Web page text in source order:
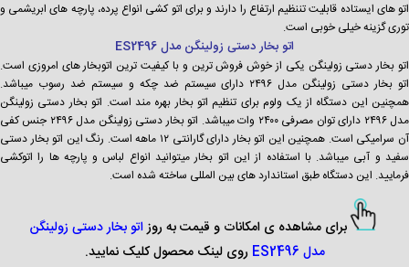
اتو های ایستاده قابلیت تننظیم ارتفاع را دارند و برای اتو کشی انواع پرده، پارچه های ابریشمی و
توری گزینه خیلی خوبی است.
اتو بخار دستی زولینگن مدل ES2496
اتو بخار دستی زولینگن یکی از خوش فروش ترین و با کیفیت ترین اتوبخار های امروزی است.
اتو بخار دستی زولینگن مدل ۲۴۹۶ دارای سیستم ضد چکه و سیستم ضد رسوب میباشد.
همچنین این دستگاه از یک ولوم برای تنظیم اتو بخار بهره مند است. اتو بخار دستی زولینگن
مدل ۲۴۹۶ دارای توان مصرفی ۲۴۰۰ وات میباشد. اتو بخار دستی زولینگن مدل ۲۴۹۶ جنس کفی
آن سرامیکی است. همچنین این اتو بخار دارای گارانتی ۱۲ ماهه است. رنگ این اتو بخار دستی
سفید و آبی میباشد. با استفاده از این اتو بخار میتوانید انواع لباس و پارچه ها را اتوکشی
فرمایید. این دستگاه طبق استاندارد های بین المللی ساخته شده است.
برای مشاهده ی امکانات و قیمت به روزاتو بخار دستی زولینگن
مدل ES2496
روی لینک محصول کلیک نمایید.